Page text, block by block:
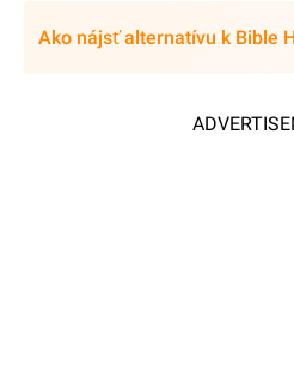
Ako nájsť alternatívu k Bible